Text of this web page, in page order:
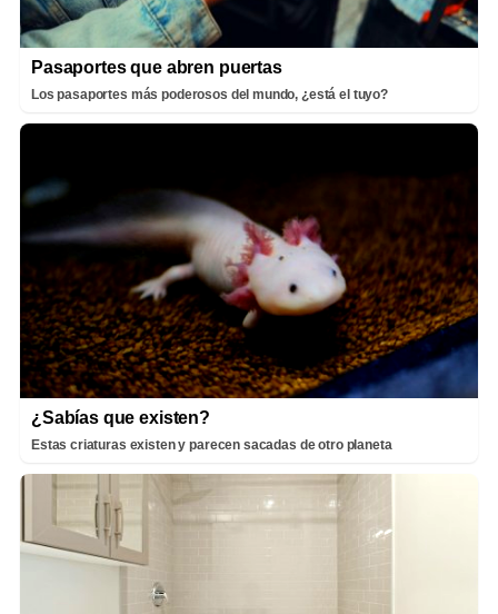
Pasaportes que abren puertas
Los pasaportes más poderosos del mundo, ¿está el tuyo?
¿Sabías que existen?
Estas criaturas existen y parecen sacadas de otro planeta